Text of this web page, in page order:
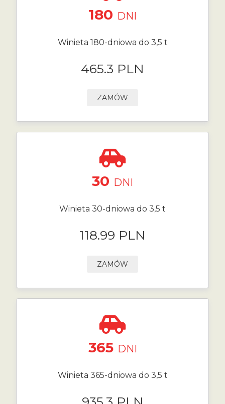
180 DNI
Winieta 180-dniowa do 3,5 t
465.3 PLN
ZAMÓW
30 DNI
Winieta 30-dniowa do 3,5 t
118.99 PLN
ZAMÓW
365 DNI
Winieta 365-dniowa do 3,5 t